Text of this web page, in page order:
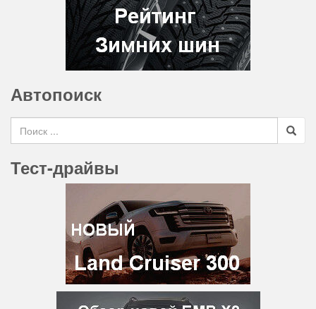
Автопоиск
Search for
Тест-драйвы